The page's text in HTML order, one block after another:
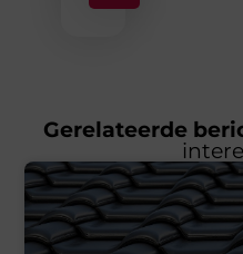
Gerelateerde